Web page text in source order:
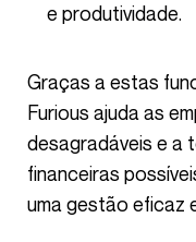
e produtividade.
Graças a estas funcionalidades inovadoras, o
Furious ajuda as
desagradáveis e a
financeiras
uma gestão eficaz